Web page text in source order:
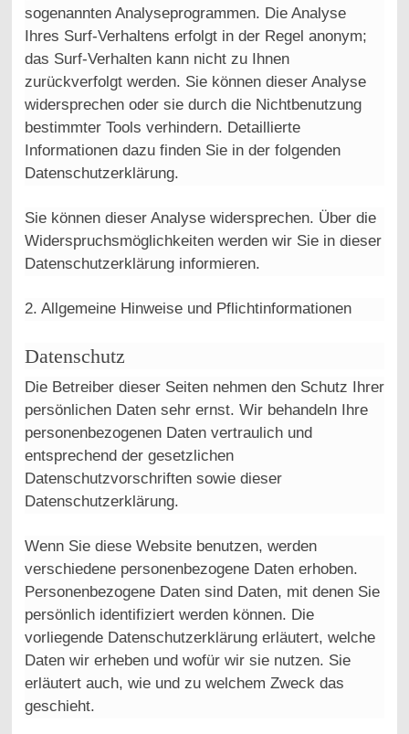
sogenannten Analyseprogrammen. Die Analyse
Ihres Surf-Verhaltens erfolgt in der Regel anonym;
das Surf-Verhalten kann nicht zu Ihnen
zurückverfolgt werden. Sie können dieser Analyse
widersprechen oder sie durch die Nichtbenutzung
bestimmter Tools verhindern. Detaillierte
Informationen dazu finden Sie in der folgenden
Datenschutzerklärung.
Sie können dieser Analyse widersprechen. Über die
Widerspruchsmöglichkeiten werden wir Sie in dieser
Datenschutzerklärung informieren.
2. Allgemeine Hinweise und Pflichtinformationen
Datenschutz
Die Betreiber dieser Seiten nehmen den Schutz Ihrer
persönlichen Daten sehr ernst. Wir behandeln Ihre
personenbezogenen Daten vertraulich und
entsprechend der gesetzlichen
Datenschutzvorschriften sowie dieser
Datenschutzerklärung.
Wenn Sie diese Website benutzen, werden
verschiedene personenbezogene Daten erhoben.
Personenbezogene Daten sind Daten, mit denen Sie
persönlich identifiziert werden können. Die
vorliegende Datenschutzerklärung erläutert, welche
Daten wir erheben und wofür wir sie nutzen. Sie
erläutert auch, wie und zu welchem Zweck das
geschieht.